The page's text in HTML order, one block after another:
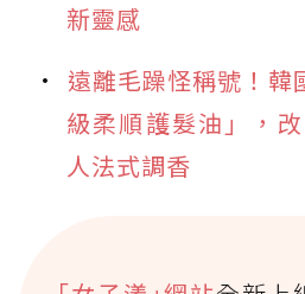
新靈感
遠離毛躁怪稱號！韓
級柔順護髮油」，
人法式調香